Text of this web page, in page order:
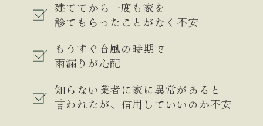
建ててから一度も家を
診てもらったことがなく不安
もうすぐ台風の時期で
雨漏りが心配
知らない業者に家に異常があると
言われたが、信用していいのか不安